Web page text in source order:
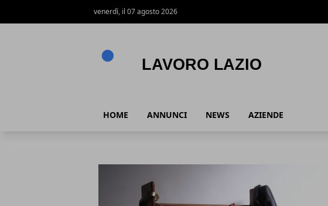
venerdì, il 07 agosto 2026
HOME ANNUNCI NEWS AZIENDE